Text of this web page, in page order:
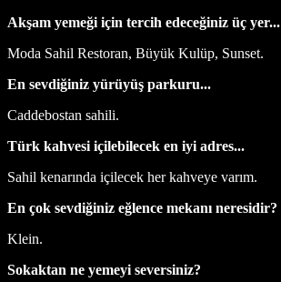
Akşam yemeği için tercih edeceğiniz üç yer...
Moda Sahil Restoran, Büyük Kulüp, Sunset.
En sevdiğiniz yürüyüş parkuru...
Caddebostan sahili.
Türk kahvesi içilebilecek en iyi adres...
Sahil kenarında içilecek her kahveye varım.
En çok sevdiğiniz eğlence mekanı neresidir?
Klein.
Sokaktan ne yemeyi seversiniz?